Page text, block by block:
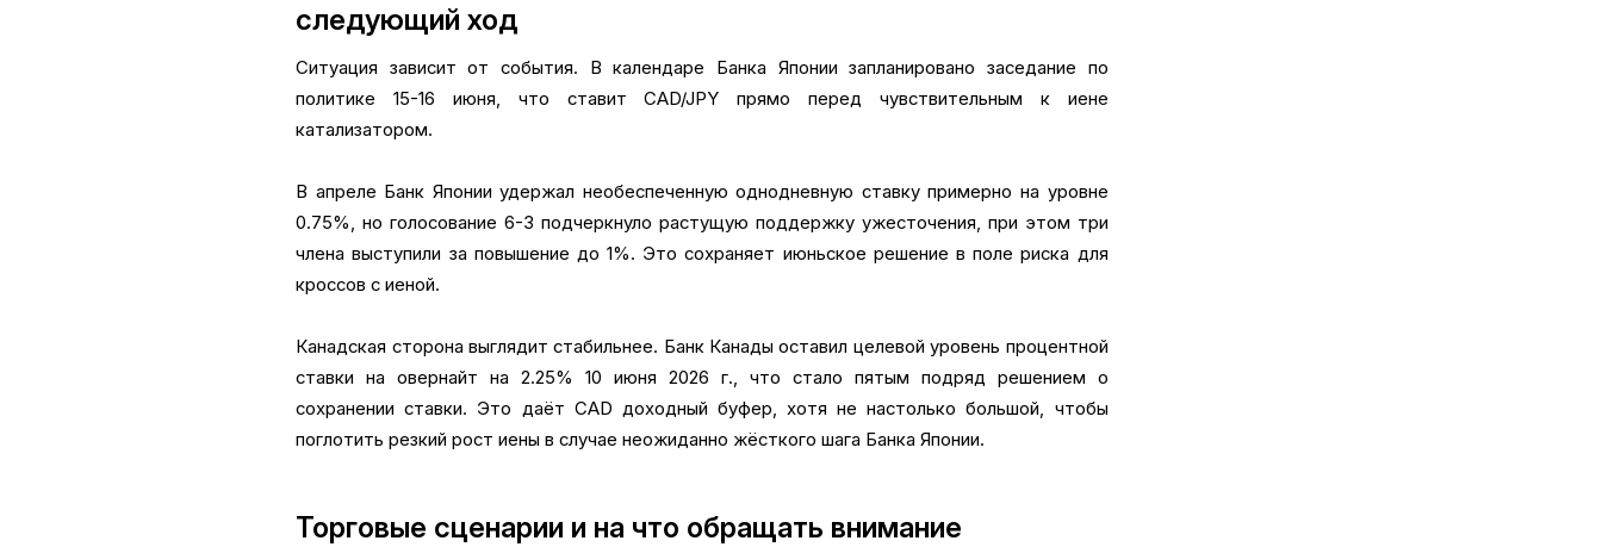
следующий ход
Ситуация зависит от события. В календаре Банка Японии запланировано заседание по
политике 15-16 июня, что ставит CAD/JPY прямо перед чувствительным к иене
катализатором.
В апреле Банк Японии удержал необеспеченную однодневную ставку примерно на уровне
0.75%, но голосование 6-3 подчеркнуло растущую поддержку ужесточения, при этом три
члена выступили за повышение до 1%. Это сохраняет июньское решение в поле риска для
кроссов с иеной.
Канадская сторона выглядит стабильнее. Банк Канады оставил целевой уровень процентной
ставки на овернайт на 2.25% 10 июня 2026 г., что стало пятым подряд решением о
сохранении ставки. Это даёт CAD доходный буфер, хотя не настолько большой, чтобы
поглотить резкий рост иены в случае неожиданно жёсткого шага Банка Японии.
Торговые сценарии и на что обращать внимание